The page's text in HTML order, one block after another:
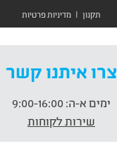
תקנון | מדיניות פרטיות
צרו איתנו קשר
ימים א-ה:
שירות לקוחות